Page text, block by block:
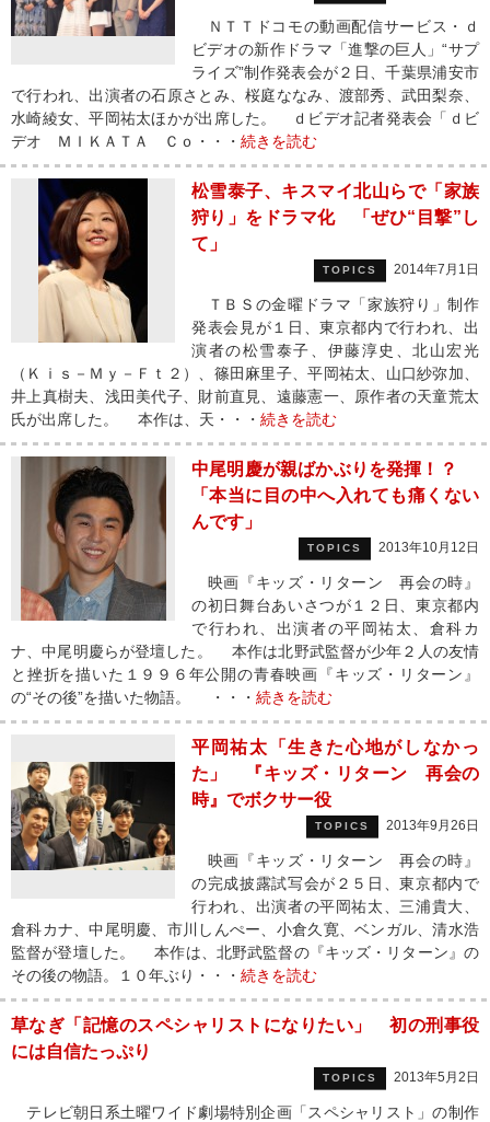
ＮＴＴドコモの動画配信サービス・ｄ
ビデオの新作ドラマ「進撃の巨人」“サプ
ライズ”制作発表会が２日、千葉県浦安市
で行われ、出演者の石原さとみ、桜庭ななみ、渡部秀、武田梨奈、
水崎綾女、平岡祐太ほかが出席した。 ｄビデオ記者発表会「ｄビ
デオ ＭＩＫＡＴＡ Ｃｏ・・・ 続きを読む
松雪泰子、キスマイ北山らで「家族
狩り」をドラマ化 「ぜひ“目撃”し
て」
TOPICS 2014年7月1日
ＴＢＳの金曜ドラマ「家族狩り」制作
発表会見が１日、東京都内で行われ、出
演者の松雪泰子、伊藤淳史、北山宏光
（Ｋｉｓ－Ｍｙ－Ｆｔ２）、篠田麻里子、平岡祐太、山口紗弥加、
井上真樹夫、浅田美代子、財前直見、遠藤憲一、原作者の天童荒太
氏が出席した。 本作は、天・・・ 続きを読む
中尾明慶が親ばかぶりを発揮！？
「本当に目の中へ入れても痛くない
んです」
TOPICS 2013年10月12日
映画『キッズ・リターン 再会の時』
の初日舞台あいさつが１２日、東京都内
で行われ、出演者の平岡祐太、倉科カ
ナ、中尾明慶らが登壇した。 本作は北野武監督が少年２人の友情
と挫折を描いた１９９６年公開の青春映画『キッズ・リターン』
の“その後”を描いた物語。 ・・・ 続きを読む
平岡祐太「生きた心地がしなかっ
た」 『キッズ・リターン 再会の
時』でボクサー役
TOPICS 2013年9月26日
映画『キッズ・リターン 再会の時』
の完成披露試写会が２５日、東京都内で
行われ、出演者の平岡祐太、三浦貴大、
倉科カナ、中尾明慶、市川しんぺー、小倉久寛、ベンガル、清水浩
監督が登壇した。 本作は、北野武監督の『キッズ・リターン』の
その後の物語。１０年ぶり・・・ 続きを読む
草なぎ「記憶のスペシャリストになりたい」 初の刑事役
には自信たっぷり
TOPICS 2013年5月2日
テレビ朝日系土曜ワイド劇場特別企画「スペシャリスト」の制作